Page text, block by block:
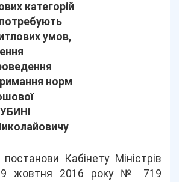
категорій
умов,
норм
Кабінету Міністрів
жовтня 2016 року № 719